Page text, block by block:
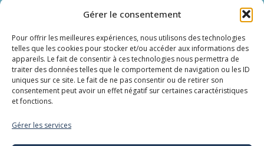
Gérer le consentement
Pour offrir les meilleures expériences, nous utilisons des technologies
telles que les cookies pour stocker et/ou accéder aux informations des
appareils. Le fait de consentir à ces technologies nous permettra de
traiter des données telles que le comportement de navigation ou les ID
uniques sur ce site. Le fait de ne pas consentir ou de retirer son
consentement peut avoir un effet négatif sur certaines caractéristiques
et fonctions.
Gérer les services
Immersens
Spa et bien-être en cabines privatives
Cabines
Aquabike